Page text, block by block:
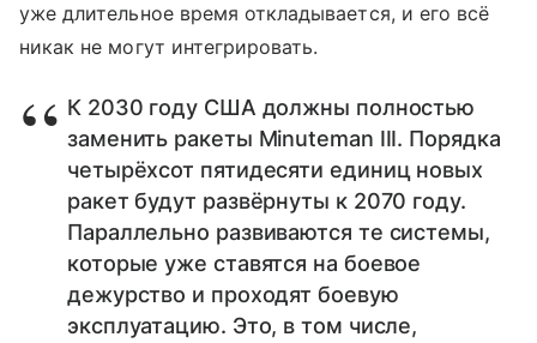
уже длительное время откладывается, и его всё
никак не могут интегрировать.
К 2030 году США должны полностью
заменить ракеты Minuteman III. Порядка
четырёхсот пятидесяти единиц новых
ракет будут развёрнуты к 2070 году.
Параллельно развиваются те системы,
которые уже ставятся на боевое
дежурство и проходят боевую
эксплуатацию. Это, в том числе,